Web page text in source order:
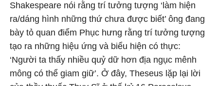
Shakespeare nói rằng trí tưởng tượng ‘làm hiện
ra/dáng hình những thứ chưa được biết’ ông đang
bày tỏ quan điểm Phục hưng rằng trí tưởng tượng
tạo ra những hiệu ứng và biểu hiện có thực:
‘Người ta thấy nhiều quỷ dữ hơn địa ngục mênh
mông có thể giam giữ’. Ở đây, Theseus lặp lại lời